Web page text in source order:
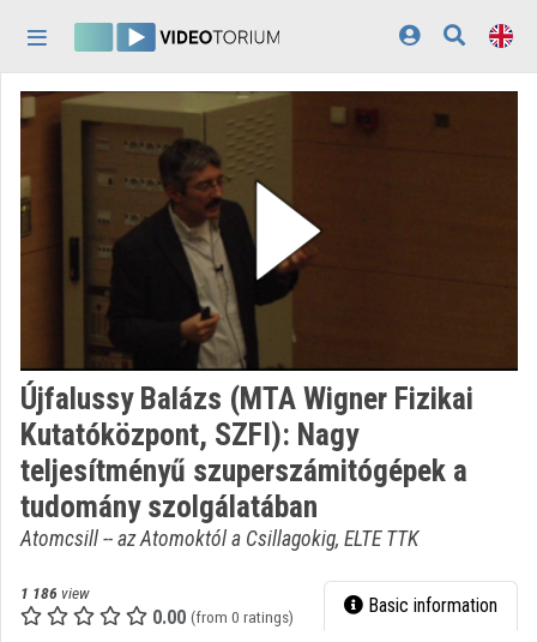
Home
Categories
Playlists
Organizations
Contributors
Appearance:light
Újfalussy Balázs (MTA Wigner Fizikai
Kutatóközpont, SZFI): Nagy
teljesítményű szuperszámitógépek a
tudomány szolgálatában
Atomcsill -- az Atomoktól a Csillagokig, ELTE TTK
1 186 view
0.00 (from 0 ratings) Basic information